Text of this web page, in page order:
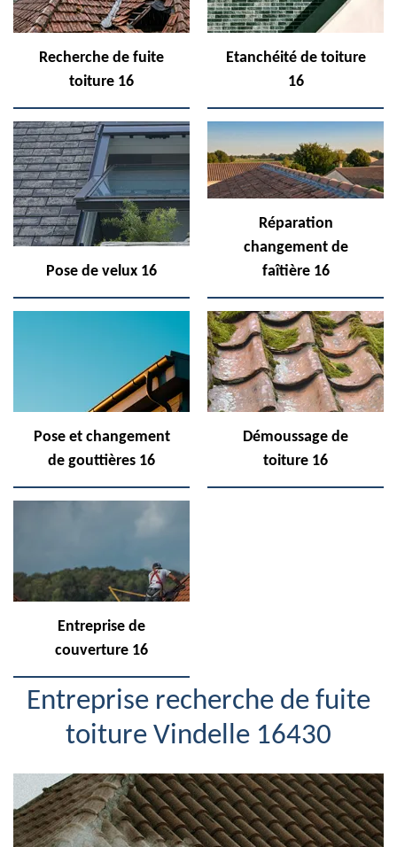
Recherche de fuite
toiture 16
Etanchéité de toiture
16
Pose de velux 16
Réparation
changement de
faîtière 16
Pose et changement
de gouttières 16
Démoussage de
toiture 16
Entreprise de
couverture 16
Entreprise recherche de fuite
toiture Vindelle 16430